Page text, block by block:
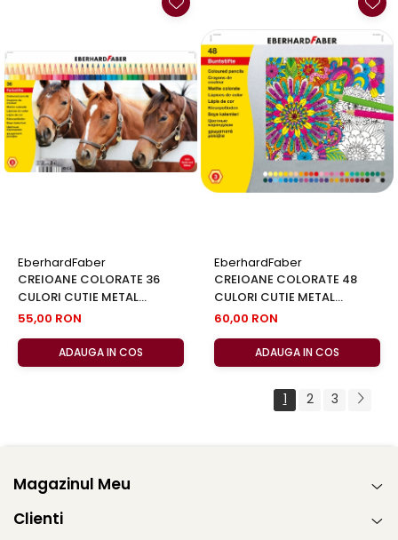
EberhardFaber
CREIOANE COLORATE 36
CULORI CUTIE METAL
EBERHARD FABER
55,00 RON
ADAUGA IN COS
EberhardFaber
CREIOANE COLORATE 48
CULORI CUTIE METAL
EBERHARD FABER
60,00 RON
ADAUGA IN COS
1 2 3
Magazinul Meu
Clienti